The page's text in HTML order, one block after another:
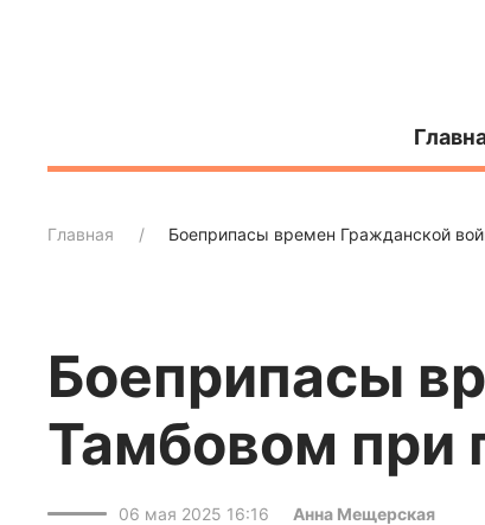
Главная Боеприпасы времен Гражданской
Боеприпасы
Тамбовом при
06 мая 2025 16:16 Анна Мещерская